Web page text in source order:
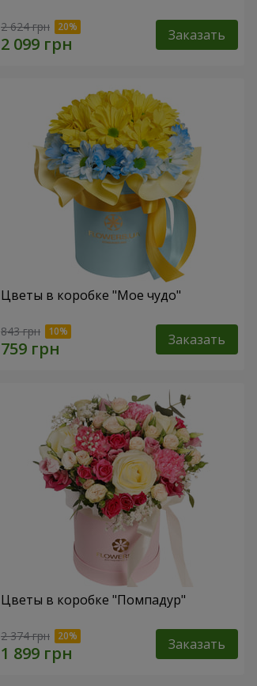
2 624 грн Заказать
Цветы в коробке "Мое чудо"
843 грн Заказать
Цветы в коробке "Помпадур"
2 374 грн Заказать